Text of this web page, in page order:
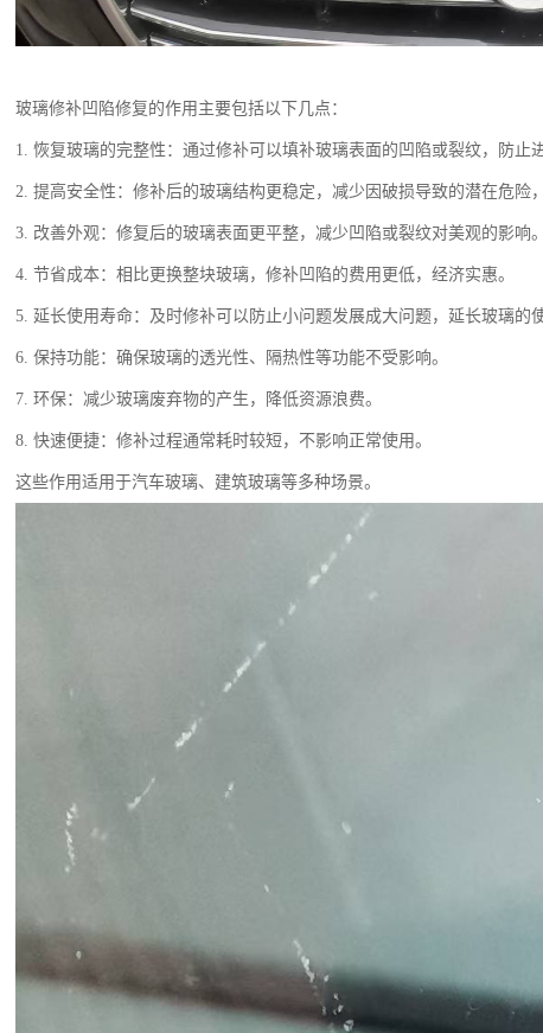
玻璃修补凹陷修复的作用主要包括以下几点：
1. 恢复玻璃的完整性：通过修补可以填补玻璃表面的凹陷或裂纹，防止
2. 提高安全性：修补后的玻璃结构更稳定，减少因破损导致的潜在危险
3. 改善外观：修复后的玻璃表面更平整，减少凹陷或裂纹对美观的影响。
4. 节省成本：相比更换整块玻璃，修补凹陷的费用更低，经济实惠。
5. 延长使用寿命：及时修补可以防止小问题发展成大问题，延长玻璃的
6. 保持功能：确保玻璃的透光性、隔热性等功能不受影响。
7. 环保：减少玻璃废弃物的产生，降低资源浪费。
8. 快速便捷：修补过程通常耗时较短，不影响正常使用。
这些作用适用于汽车玻璃、建筑玻璃等多种场景。